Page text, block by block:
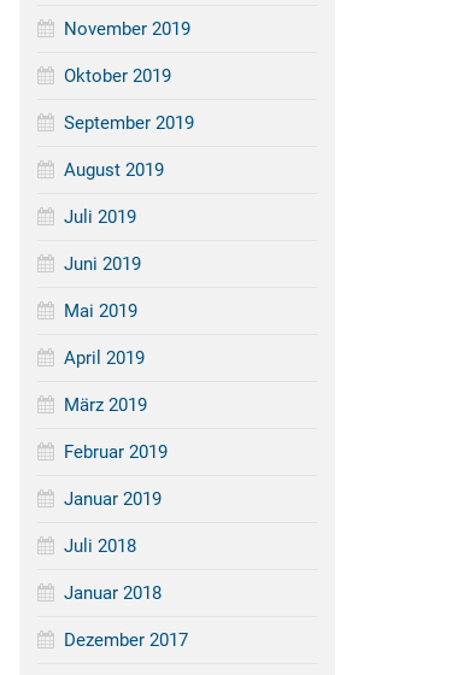
November 2019
Oktober 2019
September 2019
August 2019
Juli 2019
Juni 2019
Mai 2019
April 2019
März 2019
Februar 2019
Januar 2019
Juli 2018
Januar 2018
Dezember 2017